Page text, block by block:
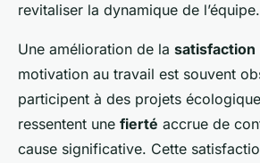
revitaliser la dynamique de l’équipe.
Une amélioration de la satisfaction
motivation au travail est souvent
participent à des projets
ressentent une fierté accrue de
cause significative. Cette